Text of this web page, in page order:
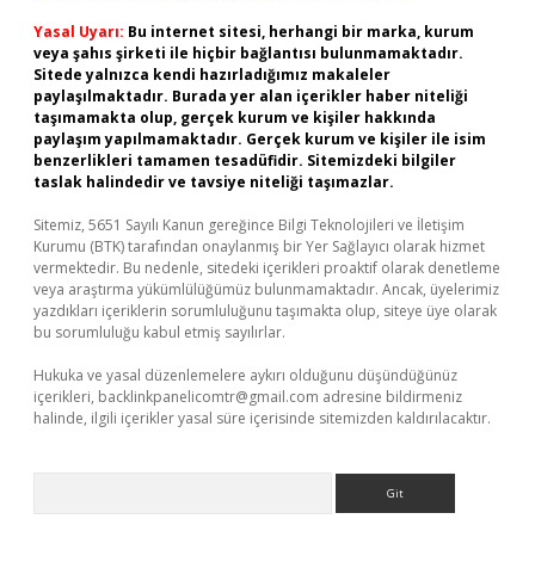
Yasal Uyarı: Bu internet sitesi, herhangi bir marka, kurum
veya şahıs şirketi ile hiçbir bağlantısı bulunmamaktadır.
Sitede yalnızca kendi hazırladığımız makaleler
paylaşılmaktadır. Burada yer alan içerikler haber niteliği
taşımamakta olup, gerçek kurum ve kişiler hakkında
paylaşım yapılmamaktadır. Gerçek kurum ve kişiler ile isim
benzerlikleri tamamen tesadüfidir. Sitemizdeki bilgiler
taslak halindedir ve tavsiye niteliği taşımazlar.
Sitemiz, 5651 Sayılı Kanun gereğince Bilgi Teknolojileri ve İletişim
Kurumu (BTK) tarafından onaylanmış bir Yer Sağlayıcı olarak hizmet
vermektedir. Bu nedenle, sitedeki içerikleri proaktif olarak denetleme
veya araştırma yükümlülüğümüz bulunmamaktadır. Ancak, üyelerimiz
yazdıkları içeriklerin sorumluluğunu taşımakta olup, siteye üye olarak
bu sorumluluğu kabul etmiş sayılırlar.
Hukuka ve yasal düzenlemelere aykırı olduğunu düşündüğünüz
içerikleri, backlinkpanelicomtr@gmail.com adresine bildirmeniz
halinde, ilgili içerikler yasal süre içerisinde sitemizden kaldırılacaktır.